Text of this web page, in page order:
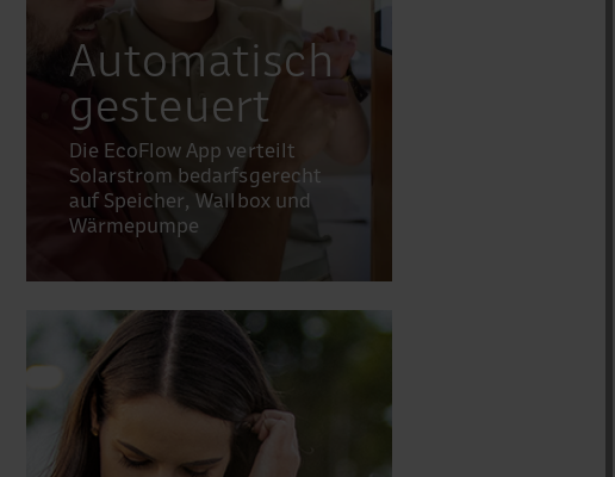
Automatisch
gesteuert
Die EcoFlow App verteilt
Solarstrom bedarfsgerecht
auf Speicher, Wallbox und
Wärmepumpe